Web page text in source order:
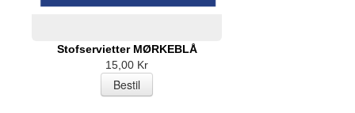
Stofservietter MØRKEBLÅ
15,00 Kr